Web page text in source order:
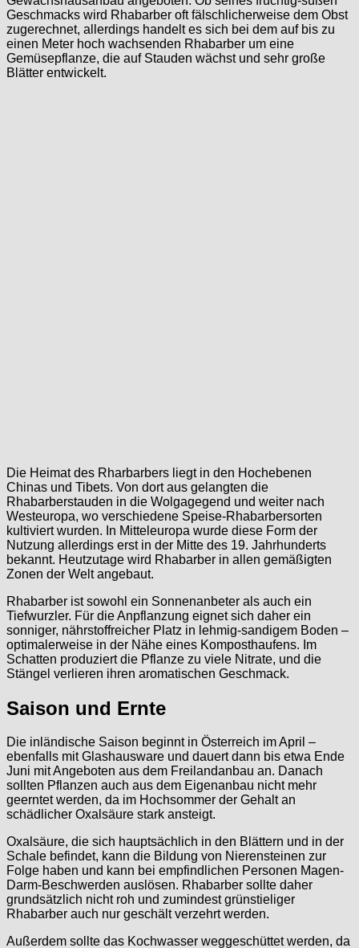
Geschmacks wird Rhabarber oft fälschlicherweise dem Obst
zugerechnet, allerdings handelt es sich bei dem auf bis zu
einen Meter hoch wachsenden Rhabarber um eine
Gemüsepflanze, die auf Stauden wächst und sehr große
Blätter entwickelt.
Die Heimat des Rharbarbers liegt in den Hochebenen
Chinas und Tibets. Von dort aus gelangten die
Rhabarberstauden in die Wolgagegend und weiter nach
Westeuropa, wo verschiedene Speise-Rhabarbersorten
kultiviert wurden. In Mitteleuropa wurde diese Form der
Nutzung allerdings erst in der Mitte des 19. Jahrhunderts
bekannt. Heutzutage wird Rhabarber in allen gemäßigten
Zonen der Welt angebaut.
Rhabarber ist sowohl ein Sonnenanbeter als auch ein
Tiefwurzler. Für die Anpflanzung eignet sich daher ein
sonniger, nährstoffreicher Platz in lehmig-sandigem Boden –
optimalerweise in der Nähe eines Komposthaufens. Im
Schatten produziert die Pflanze zu viele Nitrate, und die
Stängel verlieren ihren aromatischen Geschmack.
Saison und Ernte
Die inländische Saison beginnt in Österreich im April –
ebenfalls mit Glashausware und dauert dann bis etwa Ende
Juni mit Angeboten aus dem Freilandanbau an. Danach
sollten Pflanzen auch aus dem Eigenanbau nicht mehr
geerntet werden, da im Hochsommer der Gehalt an
schädlicher Oxalsäure stark ansteigt.
Oxalsäure, die sich hauptsächlich in den Blättern und in der
Schale befindet, kann die Bildung von Nierensteinen zur
Folge haben und kann bei empfindlichen Personen Magen-
Darm-Beschwerden auslösen. Rhabarber sollte daher
grundsätzlich nicht roh und zumindest grünstieliger
Rhabarber auch nur geschält verzehrt werden.
Außerdem sollte das Kochwasser weggeschüttet werden, da